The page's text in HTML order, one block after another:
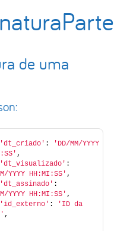
de uma
'dt_criado' :
'DD/MM/YYYY
,
'dt_visualizado'
YYYY HH:MI:SS' ,
'dt_assinado'
YYYY HH:MI:SS' ,
'id_externo' :
'ID da
,